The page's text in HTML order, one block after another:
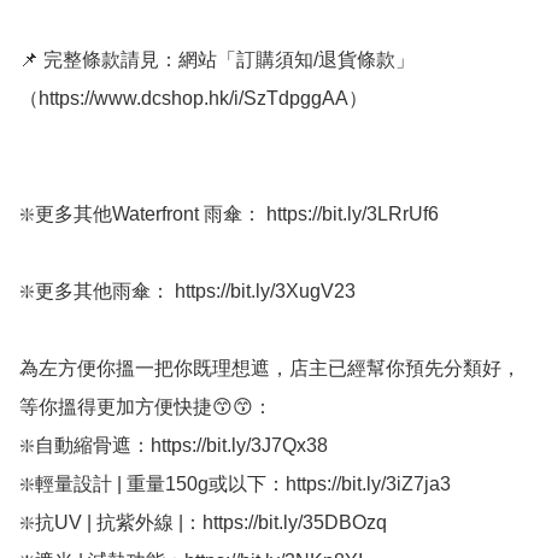
📌 完整條款請見：網站「訂購須知/退貨條款」
（https://www.dcshop.hk/i/SzTdpggAA）
❇️更多其他Waterfront 雨傘： https://bit.ly/3LRrUf6
❇️更多其他雨傘： https://bit.ly/3XugV23
為左方便你搵一把你既理想遮，店主已經幫你預先分類好，
等你搵得更加方便快捷😙😙：
❇️自動縮骨遮：https://bit.ly/3J7Qx38
❇️輕量設計 | 重量150g或以下：https://bit.ly/3iZ7ja3
❇️抗UV | 抗紫外線 |：https://bit.ly/35DBOzq